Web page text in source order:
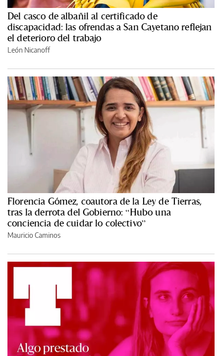
Del casco de albañil al certificado de
discapacidad: las ofrendas a San Cayetano reflejan
el deterioro del trabajo
León Nicanoff
Florencia Gómez, coautora de la Ley de Tierras,
tras la derrota del Gobierno: “Hubo una
conciencia de cuidar lo colectivo”
Mauricio Caminos